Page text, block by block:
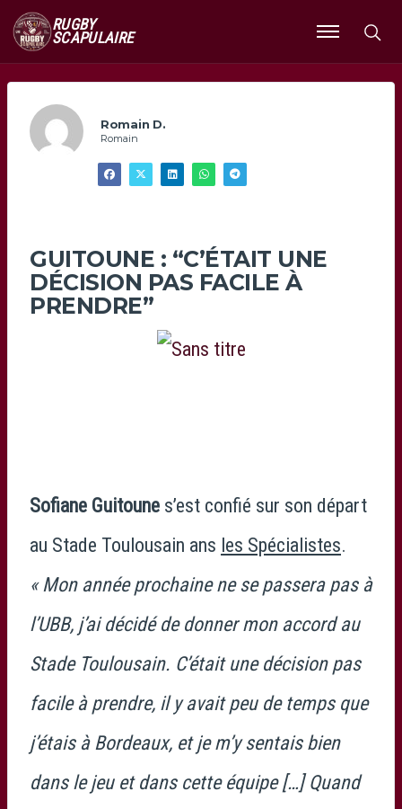
RUGBY
SCAPULAIRE
Ouvrir
le
Romain D.
Romain
GUITOUNE : “C’ÉTAIT UNE
DÉCISION PAS FACILE À
PRENDRE”
Sofiane Guitoune s’est confié sur son départ
au Stade Toulousain ans les Spécialistes.
« Mon année prochaine ne se passera pas à
l’UBB, j’ai décidé de donner mon accord au
Stade Toulousain. C’était une décision pas
facile à prendre, il y avait peu de temps que
j’étais à Bordeaux, et je m’y sentais bien
dans le jeu et dans cette équipe […] Quand